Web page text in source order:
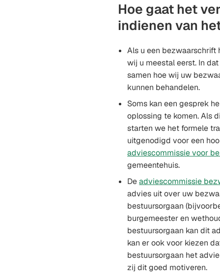
Hoe gaat het
indienen van
Als u een bezwaarschrift
wij u meestal eerst. In
samen hoe wij uw
kunnen behandelen.
Soms kan een gesprek
oplossing te komen. Als
starten we het formele
uitgenodigd voor een
adviescommissie voor
gemeentehuis.
Deadviescommissie
advies uit over uw
bestuursorgaan
burgemeester en
bestuursorgaan kan dit
kan er ook voor kiezen
bestuursorgaan het
zij dit goed motiveren.